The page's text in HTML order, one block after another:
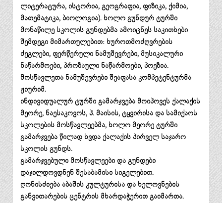
ლიტერატურა, ისტორია, გეოგრაფია, ფიზიკა, ქიმია,
მათემატიკა, ბიოლოგია). ხოლო გუნდურ ტურში
მონაწილე სკოლის გუნდებმა ამოიცნეს საკითხები
შემდეგი მიმართულებით: ხუროთმოძღვრების
ძეგლები, ფერწერული ნამუშევრები, მუსიკალური
ნაწარმოები, პროზაული ნაწარმოები, პოეზია.
მოსწავლეთა ნამუშევრები შეაფასა კომპეტენტურმა
ჟიურიმ.
ინდივიდუალურ ტურში გამარჯვება მოიპოვეს ქალაქის
მეორე, ნაესაკოვოს, პ. მაისის, ტყვირისა და სამიქაოს
სკოლების მოსწავლეებმა, ხოლო მეორე ტურში
გამარჯვება წილად ხვდა ქალაქის პირველ საჯარო
სკოლის გუნდს.
გამარჯვებული მოსწავლეები და გუნდები
დაჯილდოვდნენ შესაბამისი სიგელებით.
ღონისძიება აბაშის კულტურისა და ხელოვნების
განვითარების ცენტრის მხარდაჭერით გაიმართა.